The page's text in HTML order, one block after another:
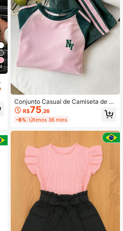
4
Conjunto Casual de Camiseta de M
anga Curta Raglan com Estampa de
Letra e Shorts para Adolescente
R$75,26
-6% Últimos 36 mins